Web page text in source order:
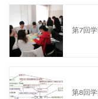
第7回
第8回